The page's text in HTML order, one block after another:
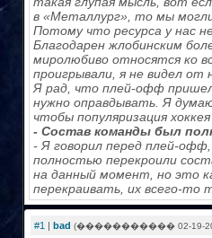
в «Металлург», то мы
Потому что ресурса у нас
Благодарен жлобинским
миролюбиво относятся ко
проигрывали, я не видел от
Я рад, что плей-офф
нужно оправдывать. Я
чтобы популяризация
- Состав команды был
- Я говорил перед плей-
полностью перекроили
на данный момент, но это
перекраивать, их всего-то
#1 | bad (����������� 02-19-